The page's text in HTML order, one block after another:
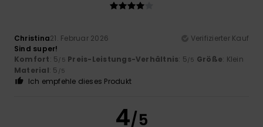
Christina21. Februar 2026
Verifizierter Kauf
Sind super!
Komfort: 5/5 Preis-Leistungs-Verhältnis: 5/5 Größe: Klein
Material: 5 /5
Ich empfehle dieses Produkt
4/5